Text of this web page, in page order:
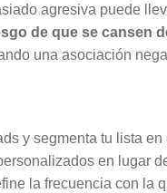
agresiva puede
de que se cansen
una asociación
y segmenta tu lista
en lugar
la frecuencia con la